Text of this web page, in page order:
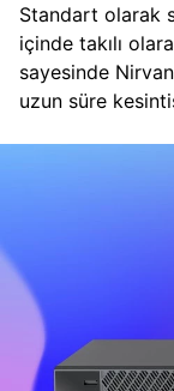
Standart olarak
içinde takılı
sayesinde
uzun süre